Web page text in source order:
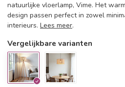
natuurlijke vloerlamp, Vime. Het
design passen perfect in zowel
interieurs. Lees meer.
Vergelijkbare varianten